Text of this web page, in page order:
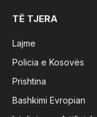
TË TJERA
Lajme
Policia e Kosovës
Prishtina
Bashkimi Evropian